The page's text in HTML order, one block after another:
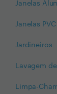
Janelas
Janelas PVC
Jardineiros
Lavagem
Limpa-